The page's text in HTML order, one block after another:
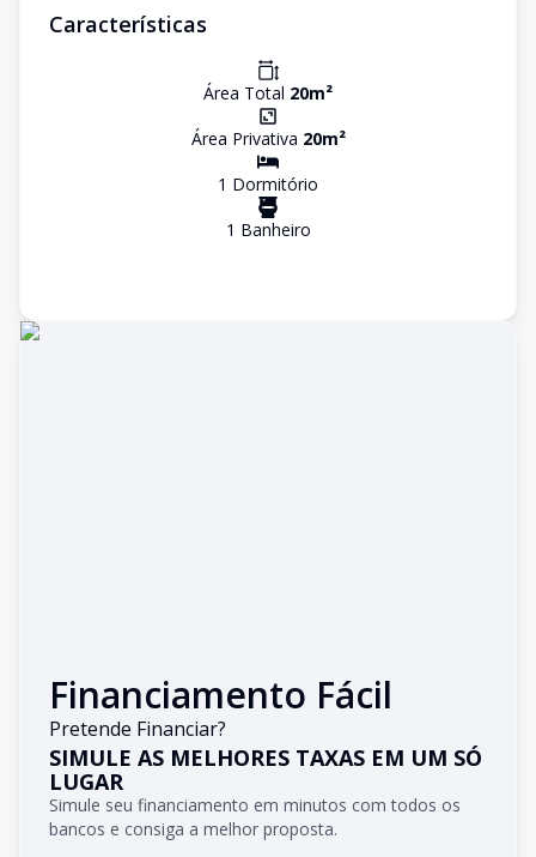
Características
Área Total 20m²
Área Privativa 20m²
1 Dormitório
1 Banheiro
Financiamento Fácil
Pretende Financiar?
SIMULE AS MELHORES TAXAS EM UM SÓ
LUGAR
Simule seu financiamento em minutos com todos os
bancos e consiga a melhor proposta.